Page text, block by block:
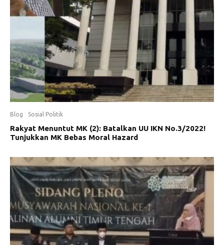
Blog Sosial Politik
Rakyat Menuntut MK (2): Batalkan UU IKN No.3/2022!
Tunjukkan MK Bebas Moral Hazard